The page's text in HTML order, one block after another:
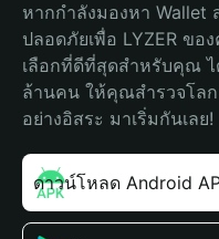
หากกำลังมองหา Wallet
ปลอดภัยเพื่อ LYZER ขอ
เลือกที่ดีที่สุดสำหรับคุณ ไ
ล้านคน ให้คุณสำรวจโล
อย่างอิสระ มาเริ่มกันเลย!
ดาวน์โหลด Android